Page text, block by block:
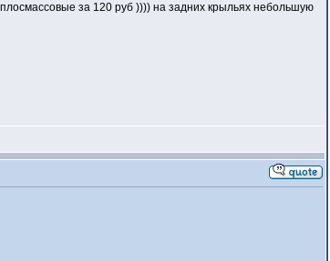
за 120 руб )))) на задних крыльях небольшую